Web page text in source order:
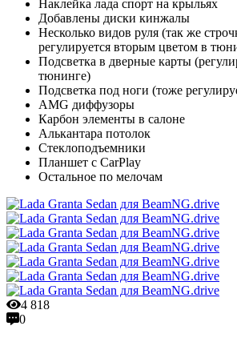
Наклейка лада спорт на крыльях
Добавлены диски кинжалы
Несколько видов руля (так же
регулируется вторым цветом в
Подсветка в дверные карты
тюнинге)
Подсветка под ноги (тоже
AMG диффузоры
Карбон элементы в салоне
Алькантара потолок
Стеклоподъемники
Планшет с CarPlay
Остальное по мелочам
4 818
0